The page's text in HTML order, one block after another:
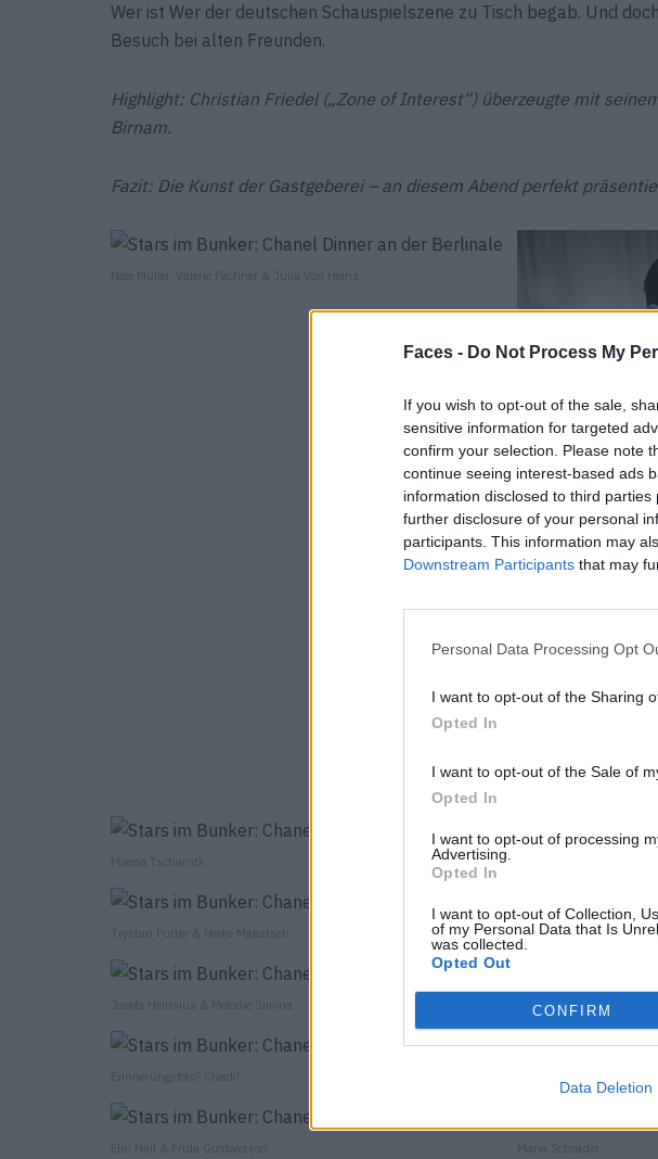
Faces - Do Not Process My
If you wish to opt-out of the sale,
sensitive information for targeted
confirm your selection. Please note
continue seeing interest-based ads
information disclosed to third
further disclosure of your personal
participants. This information may
Downstream Participants that may
Personal Data Processing Opt
I want to opt-out of the Sharing
Opted In
I want to opt-out of the Sale of
Opted In
I want to opt-out of processing
Advertising.
Opted In
I want to opt-out of Collection,
of my Personal Data that Is
was collected.
Opted Out
CONFIRM
Data Deletion
Wer ist Wer der deutschen Schauspielszene zu Tisch begab. Und
Besuch bei alten Freunden.
Highlight: Christian Friedel („Zone of Interest“) überzeugte mit
Birnam.
Fazit: Die Kunst der Gastgeberei – an diesem Abend perfekt
Nele Muller, Valerie Pachner & Julia Von Heinz
Milena Tscharntk
Trystan Putter & Heike Makatsch
Josefa Heinsius & Melodie Simina
Erinnerungsfoto? Check!
Langston Uibel
Vicky Krieps & Emma
Elin Hall & Frida Gustavsson Maria Schrader